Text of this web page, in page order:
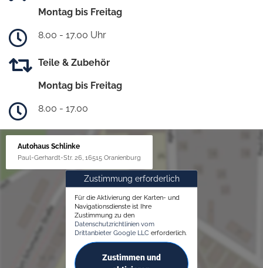
Montag bis Freitag
8.00 - 17.00 Uhr
Teile & Zubehör
Montag bis Freitag
8.00 - 17.00
Autohaus Schlinke
Paul-Gerhardt-Str. 26, 16515 Oranienburg
Zustimmung erforderlich
Für die Aktivierung der Karten- und
Navigationsdienste ist Ihre
Zustimmung zu den
Datenschutzrichtlinien vom
Drittanbieter Google LLC erforderlich.
Zustimmen und